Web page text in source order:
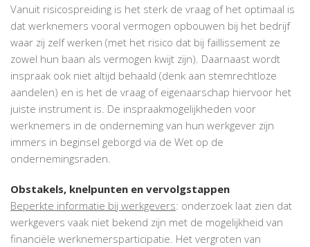
Vanuit risicospreiding is het sterk de vraag of het optimaal is
dat werknemers vooral vermogen opbouwen bij het bedrijf
waar zij zelf werken (met het risico dat bij faillissement ze
zowel hun baan als vermogen kwijt zijn). Daarnaast wordt
inspraak ook niet altijd behaald (denk aan stemrechtloze
aandelen) en is het de vraag of eigenaarschap hiervoor het
juiste instrument is. De inspraakmogelijkheden voor
werknemers in de onderneming van hun werkgever zijn
immers in beginsel geborgd via de Wet op de
ondernemingsraden.
Obstakels, knelpunten en vervolgstappen
Beperkte informatie bij werkgevers: onderzoek laat zien dat
werkgevers vaak niet bekend zijn met de mogelijkheid van
financiële werknemersparticipatie. Het vergroten van